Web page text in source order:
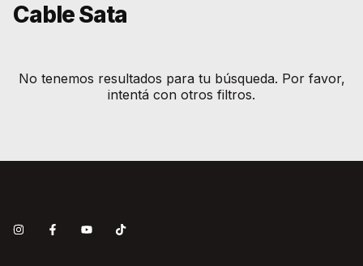
Cable Sata
No tenemos resultados para tu búsqueda. Por favor,
intentá con otros filtros.